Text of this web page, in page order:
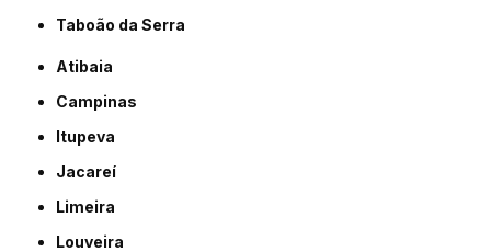
Taboão da Serra
Atibaia
Campinas
Itupeva
Jacareí
Limeira
Louveira